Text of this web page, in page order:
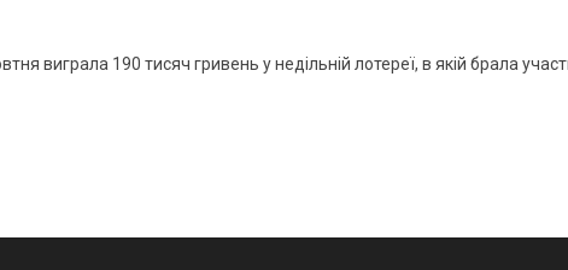
виграла 190 тисяч гривень у недільній лотереї, в якій брала